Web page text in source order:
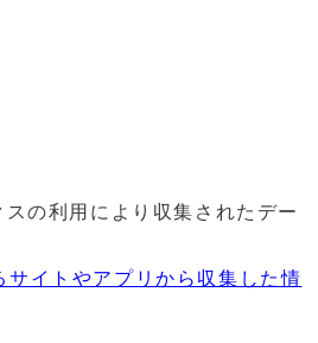
の利⽤により収集されたデー
イトやアプリから収集した情